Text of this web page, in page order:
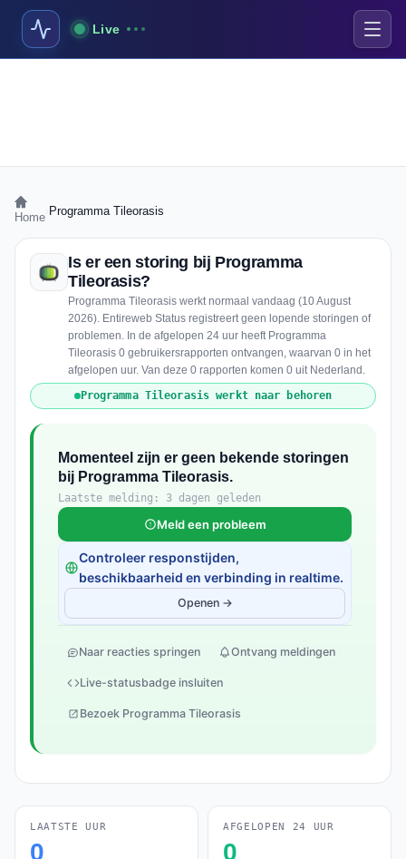
Live
Home Programma Tileorasis
Is er een storing bij Programma
Tileorasis?
Programma Tileorasis werkt normaal vandaag (10 August
2026). Entireweb Status registreert geen lopende storingen of
problemen. In de afgelopen 24 uur heeft Programma
Tileorasis 0 gebruikersrapporten ontvangen, waarvan 0 in het
afgelopen uur. Van deze 0 rapporten komen 0 uit Nederland.
Programma Tileorasis werkt naar behoren
Momenteel zijn er geen bekende storingen
bij Programma Tileorasis.
Laatste melding: 3 dagen geleden
Meld een probleem
Controleer responstijden,
beschikbaarheid en verbinding in realtime.
Openen →
Naar reacties springen Ontvang meldingen
Live-statusbadge insluiten
Bezoek Programma Tileorasis
LAATSTE UUR
0
AFGELOPEN 24 UUR
0